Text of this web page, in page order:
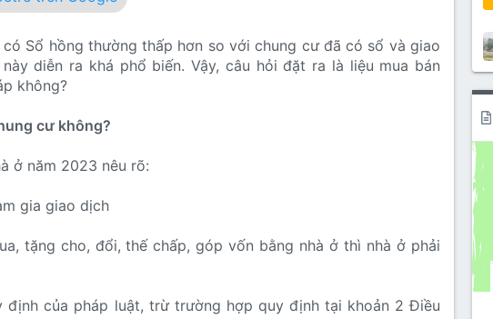
Sổ hồng thường thấp hơn so với chung cư đã có sổ và giao
diễn ra khá phổ biến. Vậy, câu hỏi đặt ra là liệu mua bán
không?
cư không?
ở năm 2023 nêu rõ:
gia giao dịch
tặng cho, đổi, thế chấp, góp vốn bằng nhà ở thì nhà ở phải
định của pháp luật, trừ trường hợp quy định tại khoản 2 Điều